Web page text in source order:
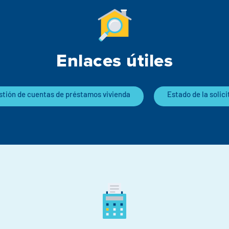
Enlaces útiles
de cuentas de préstamos vivienda Estado de la